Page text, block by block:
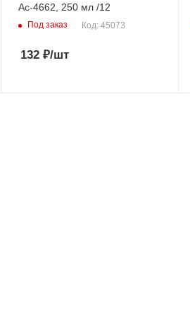
Ас-4662, 250 мл /12
Под заказ Код: 45073
132 ₽/шт